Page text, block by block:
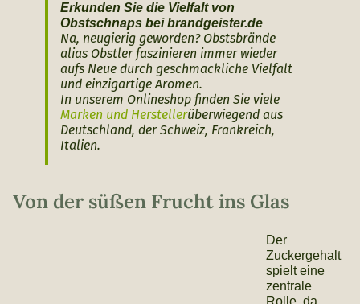
Erkunden Sie die Vielfalt von
Obstschnaps bei brandgeister.de
Na, neugierig geworden? Obstsbrände
alias Obstler faszinieren immer wieder
aufs Neue durch geschmackliche Vielfalt
und einzigartige Aromen.
In unserem Onlineshop finden Sie viele
Marken und Herstellerüberwiegend aus
Deutschland, der Schweiz, Frankreich,
Italien.
Von der süßen Frucht ins Glas
Der
Zuckergehalt
spielt eine
zentrale
Rolle, da